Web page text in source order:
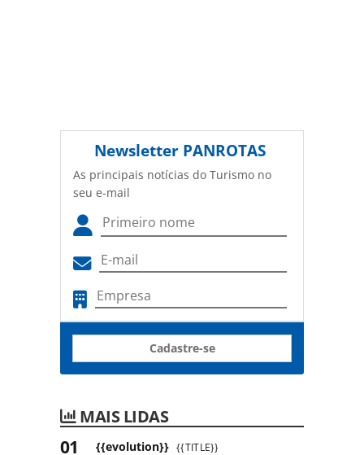
Newsletter PANROTAS
As principais notícias do Turismo no
seu e-mail
Cadastre-se
MAIS LIDAS
{{evolution}} {{TITLE}}